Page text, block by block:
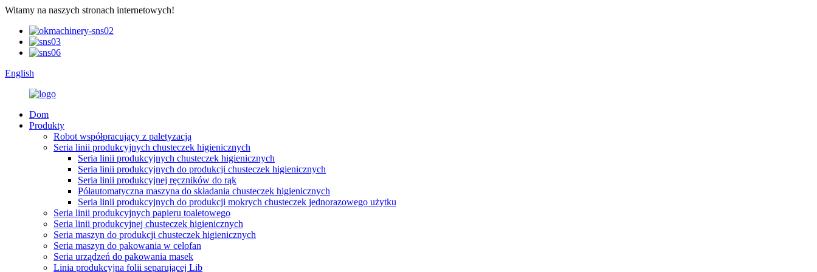
Witamy na naszych stronach internetowych!
English
Dom
Produkty
Robot współpracujący z paletyzacją
Seria linii produkcyjnych chusteczek higienicznych
Seria linii produkcyjnych chusteczek higienicznych
Seria linii produkcyjnych do produkcji chusteczek higienicznych
Seria linii produkcyjnej ręczników do rąk
Półautomatyczna maszyna do składania chusteczek higienicznych
Seria linii produkcyjnych do produkcji mokrych chusteczek jednorazowego użytku
Seria linii produkcyjnych papieru toaletowego
Seria linii produkcyjnej chusteczek higienicznych
Seria maszyn do produkcji chusteczek higienicznych
Seria maszyn do pakowania w celofan
Seria urządzeń do pakowania masek
Linia produkcyjna folii separującej Lib